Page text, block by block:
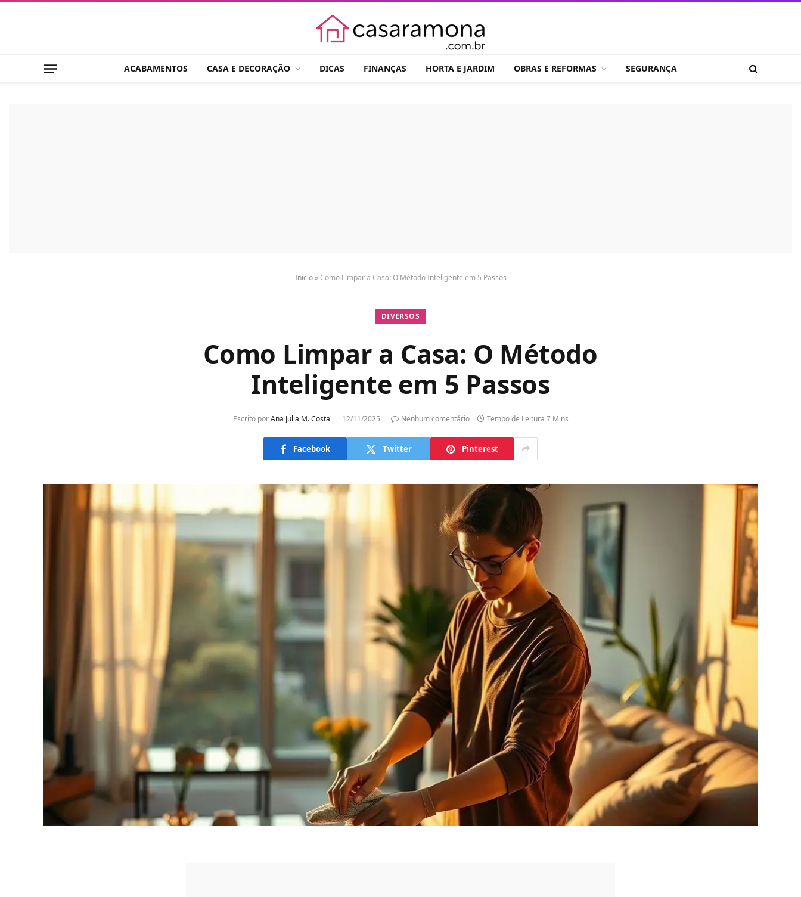
ACABAMENTOS CASA E DECORAÇÃO DICAS FINANÇAS HORTA E JARDIM OBRAS E REFORMAS SEGURANÇA
Início»Como Limpar a Casa: O Método Inteligente em 5 Passos
DIVERSOS
Como Limpar a Casa: O Método
Inteligente em 5 Passos
Escrito por Ana Julia M. Costa 12/11/2025 Nenhum comentário Tempo de Leitura 7 Mins
Facebook Twitter Pinterest